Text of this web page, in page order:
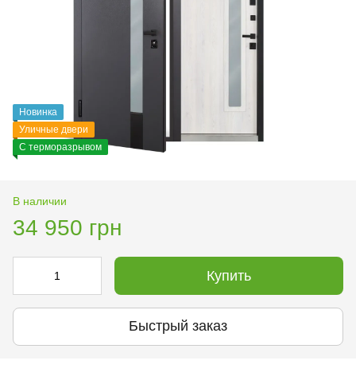
Новинка
Уличные двери
С терморазрывом
В наличии
34 950 грн
Купить
Быстрый заказ